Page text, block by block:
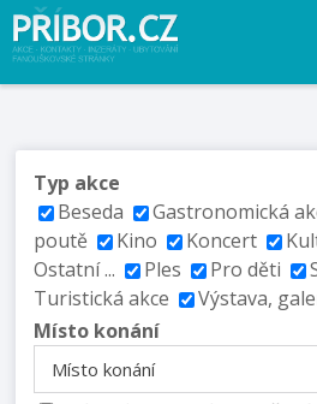
Typ akce
Beseda
Gastronomická
poutě
Kino Koncert
Ostatní ...
Ples Pro děti
Turistická akce
Výstava,
Místo konání